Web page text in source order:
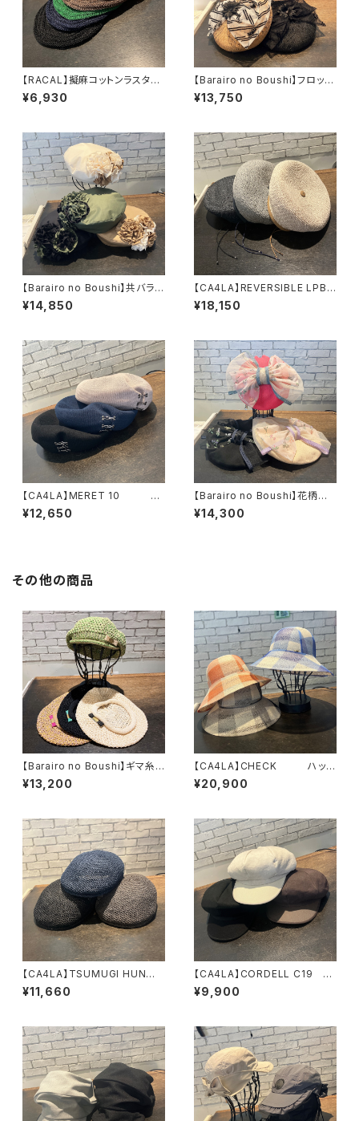
【RACAL】擬麻コットンラスタタ
ムベレー ベレー RL-
26-1424
¥6,930
【Barairo no Boushi】フロッキ
ーリボンベレー ベレー
L008453
¥13,750
【Barairo no Boushi】共バラベ
レー ベレー L0084
30
¥14,850
【CA4LA】REVERSIBLE LPB
BERET ベレー DO
U02093
¥18,150
【CA4LA】MERET 10 ベ
レー ZKN02641
¥12,650
【Barairo no Boushi】花柄オ
ーガンジーリボンベレー
¥14,300
その他の商品
【Barairo no Boushi】ギマ糸プ
レート付きベレー ベレ
ー R008218
¥13,200
【CA4LA】CHECK ハッ
ト KTZ02673
¥20,900
【CA4LA】TSUMUGI HUN
ハンチング ZKN027
23
¥11,660
【CA4LA】CORDELL C19
キャスケット ZKN0270
1
¥9,900